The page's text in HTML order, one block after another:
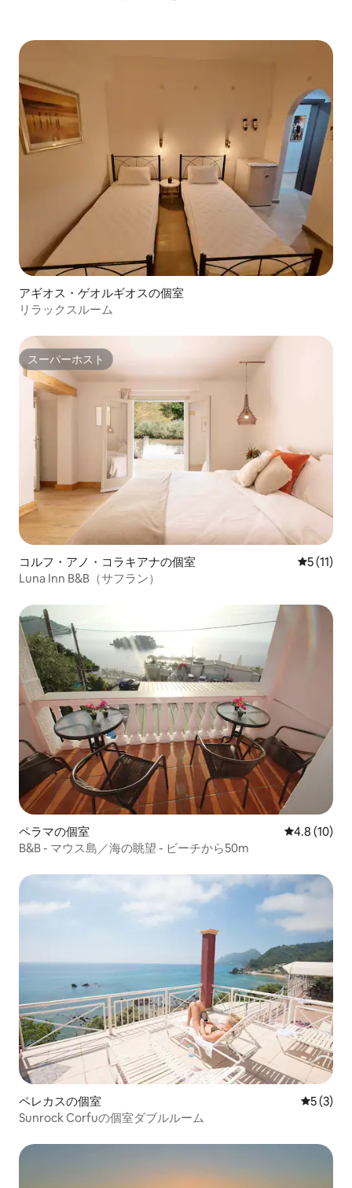
アギオス・ゲオルギオスの個室
リラックスルーム
スーパーホスト
スーパーホスト
コルフ・アノ・コラキアナの個室 レビュー
5 (11)
Luna Inn B&B（サフラン）
ペラマの個室 レビュー10
4.8 (10)
B&B - マウス島／海の眺望 - ビーチから50m
ペレカスの個室 レビュー
5 (3)
Sunrock Corfuの個室ダブルルーム